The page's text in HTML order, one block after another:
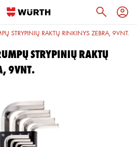
STRYPINIŲ RAKTŲ RINKINYS ZEBRA, 9VNT.
STRYPINIŲ RAKTŲ
9VNT.